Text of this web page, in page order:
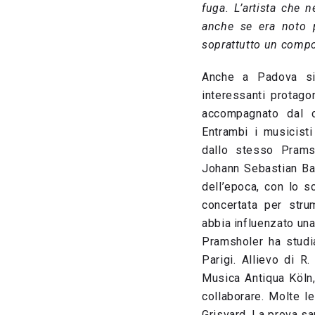
fuga. L’artista che
anche se era noto
soprattutto un
Anche a Padova
interessanti
accompagnato dal
Entrambi i
dallo stesso
Johann Sebastian
dell’epoca, con lo
concertata per
abbia influenzato
Pramsholer ha
Parigi. Allievo di
Musica Antiqua
collaborare. Molte